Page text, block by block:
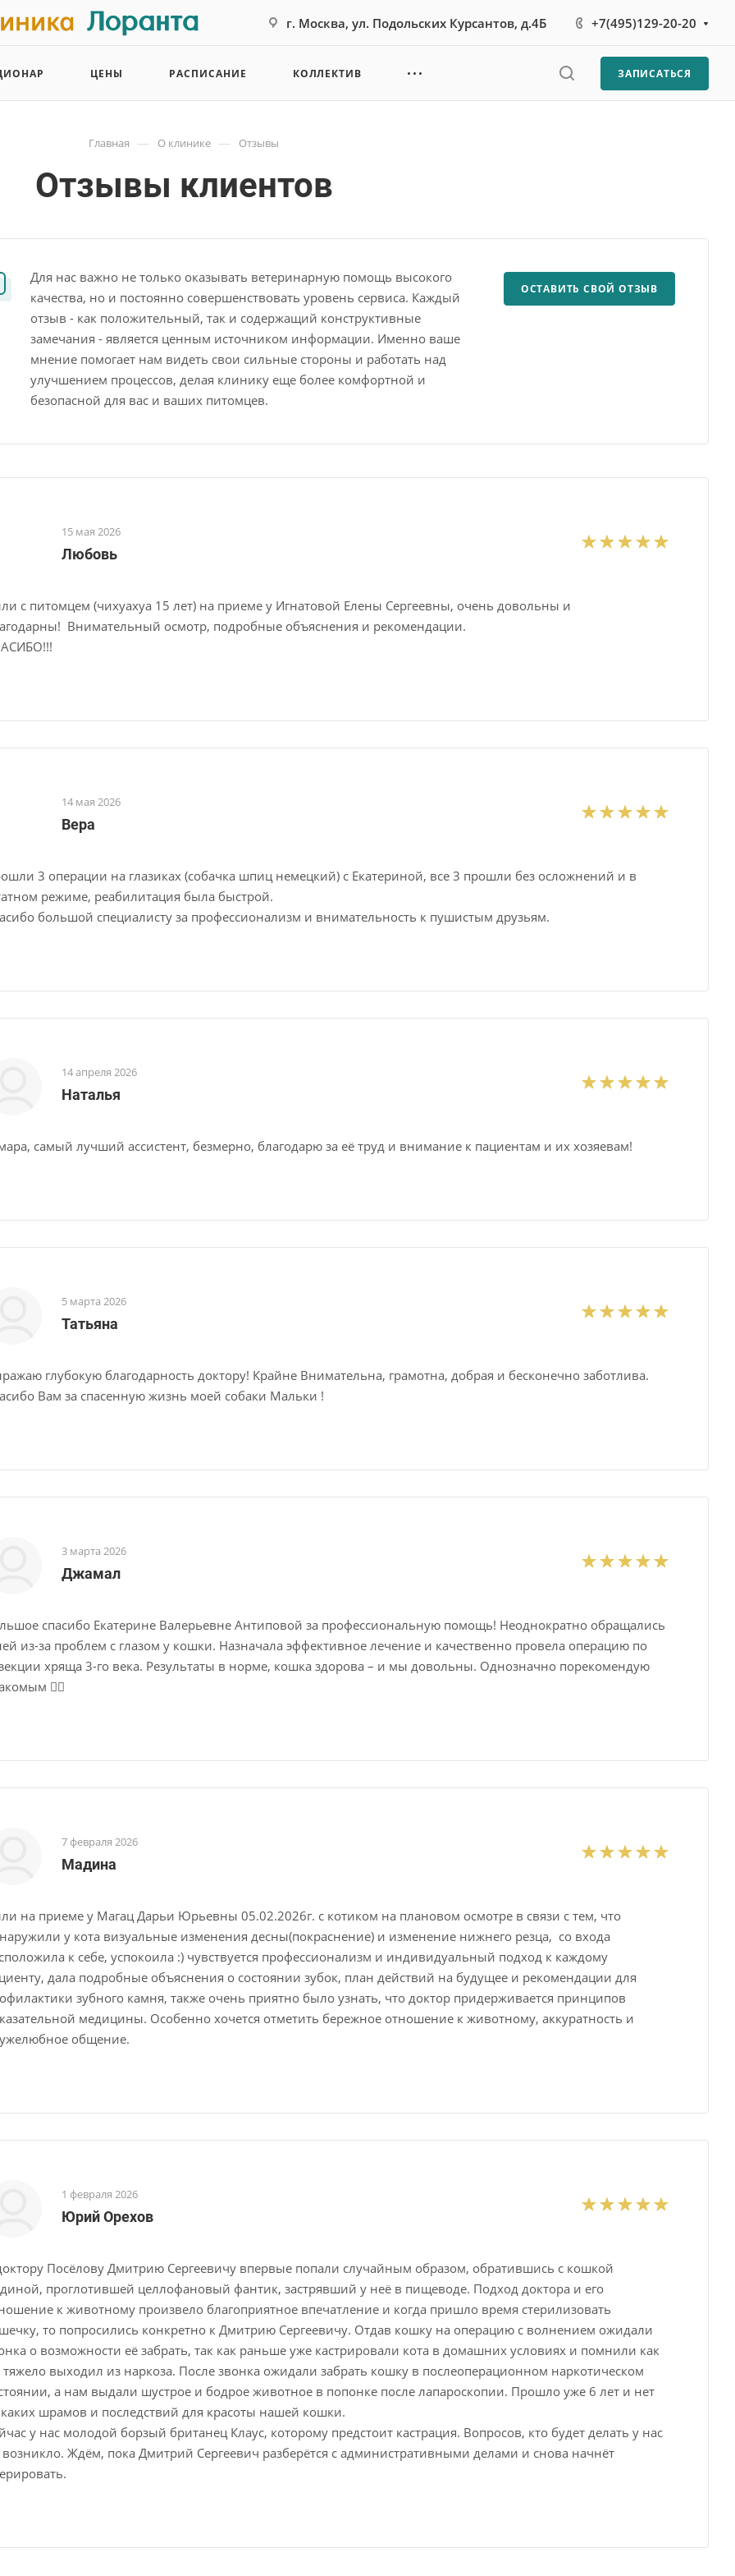
г. Москва, ул. Подольских Курсантов, д.4Б +7(495)129-20-20
ЦЕНЫ РАСПИСАНИЕ КОЛЛЕКТИВ ЗАПИСАТЬСЯ
Главная — О клинике — Отзывы
Отзывы клиентов
Для нас важно не только оказывать ветеринарную помощь высокого
качества, но и постоянно совершенствовать уровень сервиса. Каждый
отзыв - как положительный, так и содержащий конструктивные
замечания - является ценным источником информации. Именно ваше
мнение помогает нам видеть свои сильные стороны и работать над
улучшением процессов, делая клинику еще более комфортной и
безопасной для вас и ваших питомцев.
ОСТАВИТЬ СВОЙ ОТЗЫВ
15 мая 2026
Любовь
с питомцем (чихуахуа 15 лет) на приеме у Игнатовой Елены Сергеевны, очень довольны и
Внимательный осмотр, подробные объяснения и рекомендации.
14 мая 2026
Вера
3 операции на глазиках (собачка шпиц немецкий) с Екатериной, все 3 прошли без осложнений и в
режиме, реабилитация была быстрой.
большой специалисту за профессионализм и внимательность к пушистым друзьям.
14 апреля 2026
Наталья
самый лучший ассистент, безмерно, благодарю за её труд и внимание к пациентам и их хозяевам!
5 марта 2026
Татьяна
глубокую благодарность доктору! Крайне Внимательна, грамотна, добрая и бесконечно заботлива.
Вам за спасенную жизнь моей собаки Мальки !
3 марта 2026
Джамал
спасибо Екатерине Валерьевне Антиповой за профессиональную помощь! Неоднократно обращались
из-за проблем с глазом у кошки. Назначала эффективное лечение и качественно провела операцию по
хряща 3-го века. Результаты в норме, кошка здорова – и мы довольны. Однозначно порекомендую
👍🏻
7 февраля 2026
Мадина
на приеме у Магац Дарьи Юрьевны 05.02.2026г. с котиком на плановом осмотре в связи с тем, что
у кота визуальные изменения десны(покраснение) и изменение нижнего резца, со входа
к себе, успокоила :) чувствуется профессионализм и индивидуальный подход к каждому
дала подробные объяснения о состоянии зубок, план действий на будущее и рекомендации для
зубного камня, также очень приятно было узнать, что доктор придерживается принципов
медицины. Особенно хочется отметить бережное отношение к животному, аккуратность и
общение.
1 февраля 2026
Юрий Орехов
Посёлову Дмитрию Сергеевичу впервые попали случайным образом, обратившись с кошкой
проглотившей целлофановый фантик, застрявший у неё в пищеводе. Подход доктора и его
к животному произвело благоприятное впечатление и когда пришло время стерилизовать
то попросились конкретно к Дмитрию Сергеевичу. Отдав кошку на операцию с волнением ожидали
о возможности её забрать, так как раньше уже кастрировали кота в домашних условиях и помнили как
тяжело выходил из наркоза. После звонка ожидали забрать кошку в послеоперационном наркотическом
а нам выдали шустрое и бодрое животное в попонке после лапароскопии. Прошло уже 6 лет и нет
шрамов и последствий для красоты нашей кошки.
у нас молодой борзый британец Клаус, которому предстоит кастрация. Вопросов, кто будет делать у нас
возникло. Ждём, пока Дмитрий Сергеевич разберётся с административными делами и снова начнёт